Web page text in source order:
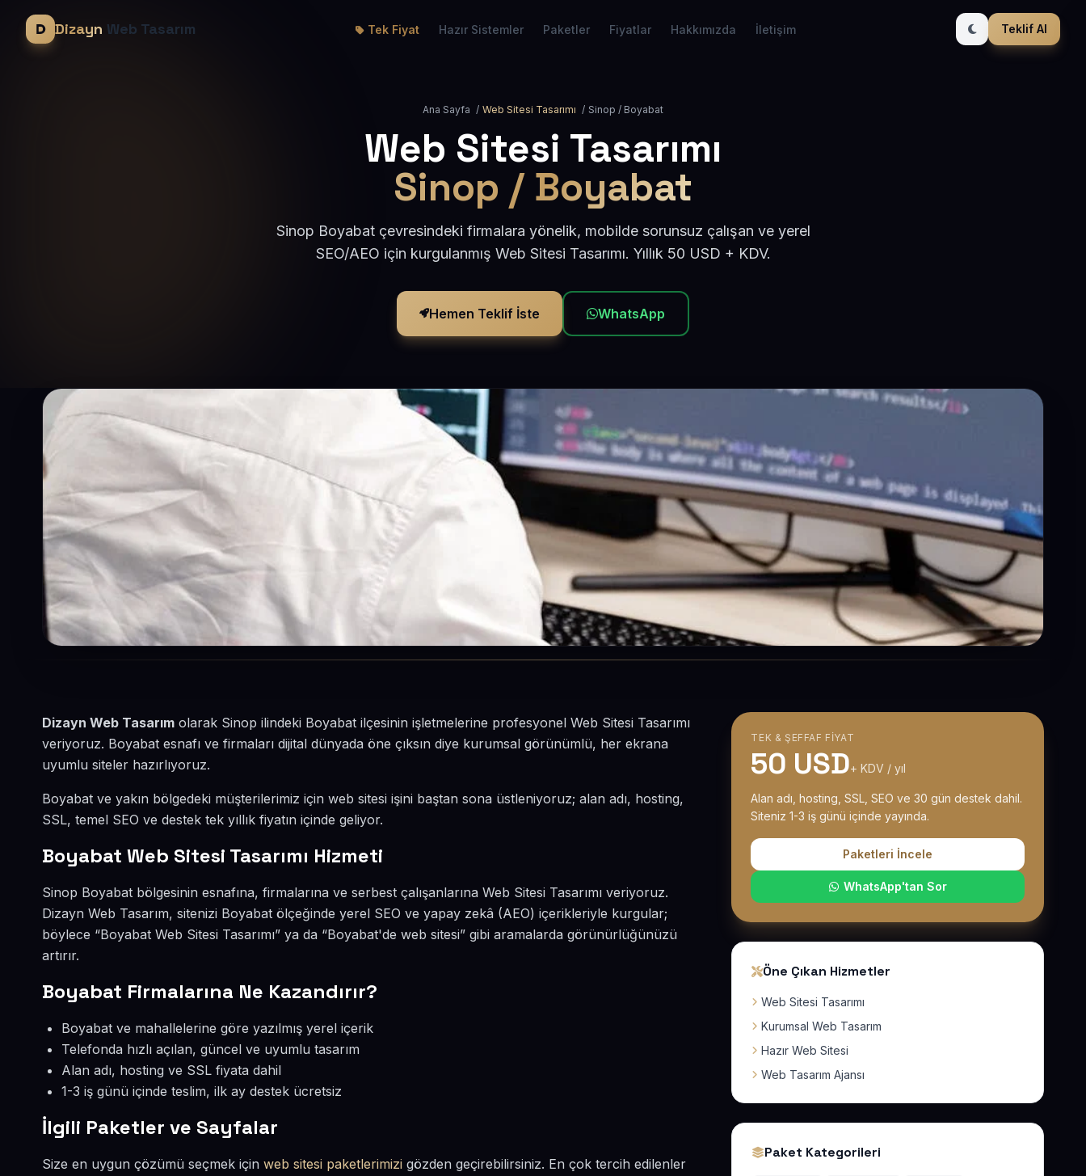
Dizayn Web Tasarım Tek Fiyat Hazır Sistemler Paketler Fiyatlar Hakkımızda İletişim Teklif Al
Ana Sayfa / Web Sitesi Tasarımı / Sinop / Boyabat
Web Sitesi Tasarımı
Sinop / Boyabat
Sinop Boyabat çevresindeki firmalara yönelik, mobilde sorunsuz çalışan ve yerel
SEO/AEO için kurgulanmış Web Sitesi Tasarımı. Yıllık 50 USD + KDV.
Hemen Teklif İste WhatsApp
Dizayn Web Tasarım olarak Sinop ilindeki Boyabat ilçesinin işletmelerine profesyonel Web Sitesi Tasarımı
veriyoruz. Boyabat esnafı ve firmaları dijital dünyada öne çıksın diye kurumsal görünümlü, her ekrana
uyumlu siteler hazırlıyoruz.
Boyabat ve yakın bölgedeki müşterilerimiz için web sitesi işini baştan sona üstleniyoruz; alan adı, hosting,
SSL, temel SEO ve destek tek yıllık fiyatın içinde geliyor.
Boyabat Web Sitesi Tasarımı Hizmeti
Sinop Boyabat bölgesinin esnafına, firmalarına ve serbest çalışanlarına Web Sitesi Tasarımı veriyoruz.
Dizayn Web Tasarım, sitenizi Boyabat ölçeğinde yerel SEO ve yapay zekâ (AEO) içerikleriyle kurgular;
böylece “Boyabat Web Sitesi Tasarımı” ya da “Boyabat'de web sitesi” gibi aramalarda görünürlüğünüzü
artırır.
Boyabat Firmalarına Ne Kazandırır?
Boyabat ve mahallelerine göre yazılmış yerel içerik
Telefonda hızlı açılan, güncel ve uyumlu tasarım
Alan adı, hosting ve SSL fiyata dahil
1-3 iş günü içinde teslim, ilk ay destek ücretsiz
İlgili Paketler ve Sayfalar
Size en uygun çözümü seçmek için web sitesi paketlerimizi gözden geçirebilirsiniz. En çok tercih edilenler
TEK & ŞEFFAF FIYAT
50 USD+ KDV / yıl
Alan adı, hosting, SSL, SEO ve 30 gün destek dahil.
Siteniz 1-3 iş günü içinde yayında.
Paketleri İncele
WhatsApp'tan Sor
Öne Çıkan Hizmetler
Web Sitesi Tasarımı
Kurumsal Web Tasarım
Hazır Web Sitesi
Web Tasarım Ajansı
Paket Kategorileri